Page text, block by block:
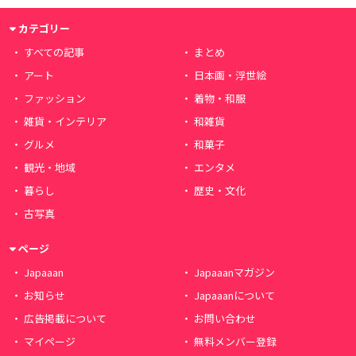
カテゴリー
すべての記事
まとめ
アート
日本画・浮世絵
ファッション
着物・和服
雑貨・インテリア
和雑貨
グルメ
和菓子
観光・地域
エンタメ
暮らし
歴史・文化
古写真
ページ
Japaaan
Japaaanマガジン
お知らせ
Japaaanについて
広告掲載について
お問い合わせ
マイページ
無料メンバー登録